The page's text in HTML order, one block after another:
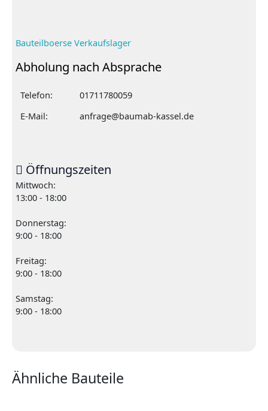
Bauteilboerse Verkaufslager
Abholung nach Absprache
Telefon:
01711780059
E-Mail:
anfrage@baumab-kassel.de
Öffnungszeiten
Mittwoch:
13:00 - 18:00
Donnerstag:
9:00 - 18:00
Freitag:
9:00 - 18:00
Samstag:
9:00 - 18:00
Ähnliche Bauteile